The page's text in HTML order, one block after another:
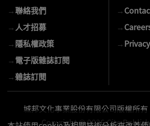
→聯絡我們
→ 人才招募
→隱私權政策
→電子版雜誌訂閱
→雜誌訂閱
→
→
→
城邦文化事業股份有限公司版權所有
Copyright © 2026 Cite